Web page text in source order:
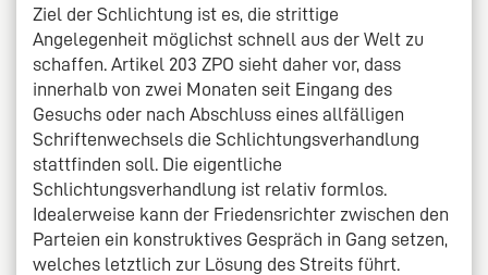
Ziel der Schlichtung ist es, die strittige
Angelegenheit möglichst schnell aus der Welt zu
schaffen. Artikel 203 ZPO sieht daher vor, dass
innerhalb von zwei Monaten seit Eingang des
Gesuchs oder nach Abschluss eines allfälligen
Schriftenwechsels die Schlichtungsverhandlung
stattfinden soll. Die eigentliche
Schlichtungsverhandlung ist relativ formlos.
Idealerweise kann der Friedensrichter zwischen den
Parteien ein konstruktives Gespräch in Gang setzen,
welches letztlich zur Lösung des Streits führt.